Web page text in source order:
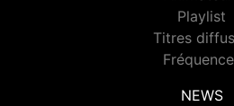
Playlist
Titres
NEWS